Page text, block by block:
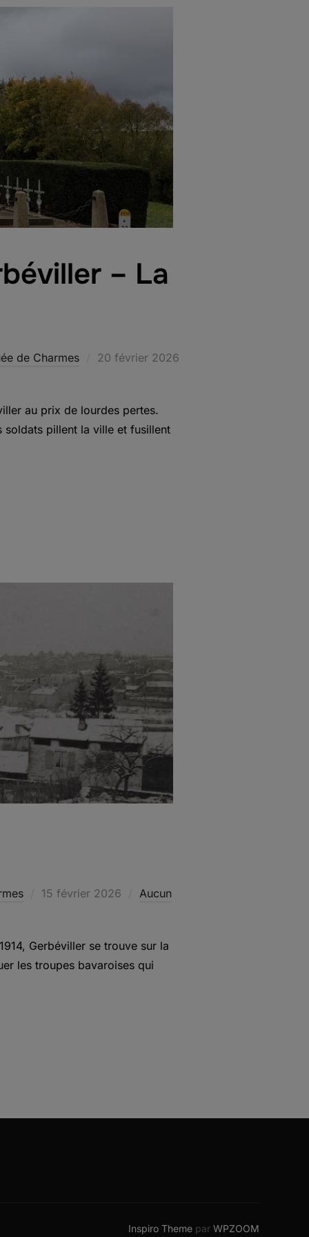
– La
de Charmes
Publié
20 février 2026
au prix de lourdes pertes.
pillent la ville et fusillent
Publié
15 février 2026
Aucun
Gerbéviller se trouve sur la
les troupes bavaroises qui
Inspiro Theme par WPZOOM